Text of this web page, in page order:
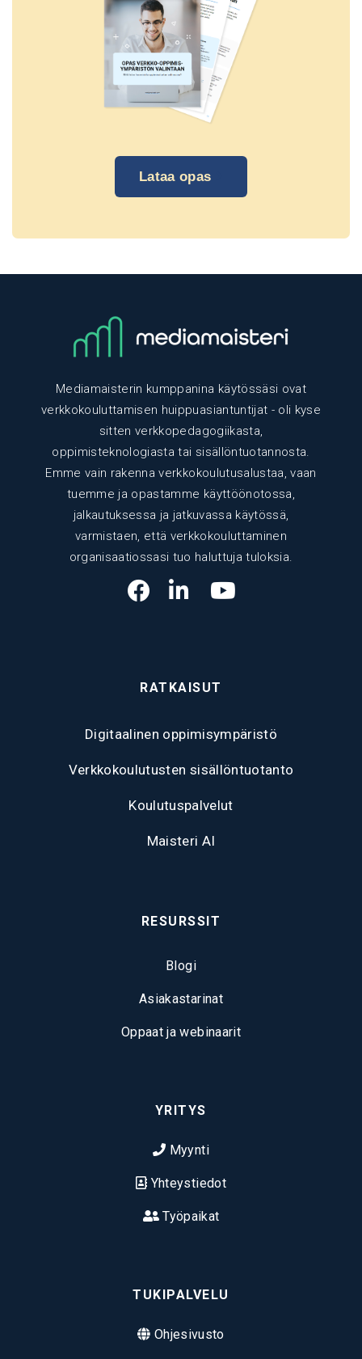
Lataa opas
Mediamaisterin kumppanina käytössäsi ovat
verkkokouluttamisen huippuasiantuntijat - oli kyse
sitten verkkopedagogiikasta,
oppimisteknologiasta tai sisällöntuotannosta.
Emme vain rakenna verkkokoulutusalustaa, vaan
tuemme ja opastamme käyttöönotossa,
jalkautuksessa ja jatkuvassa käytössä,
varmistaen, että verkkokouluttaminen
organisaatiossasi tuo haluttuja tuloksia.
RATKAISUT
Digitaalinen oppimisympäristö
Verkkokoulutusten sisällöntuotanto
Koulutuspalvelut
Maisteri AI
RESURSSIT
Blogi
Asiakastarinat
Oppaat ja webinaarit
YRITYS
Myynti
Yhteystiedot
Työpaikat
TUKIPALVELU
Ohjesivusto